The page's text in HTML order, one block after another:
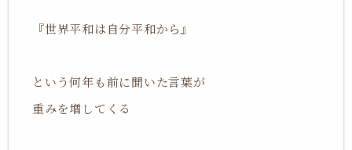
『世界平和は自分平和から』
という何年も前に聞いた言葉が
重みを増してくる